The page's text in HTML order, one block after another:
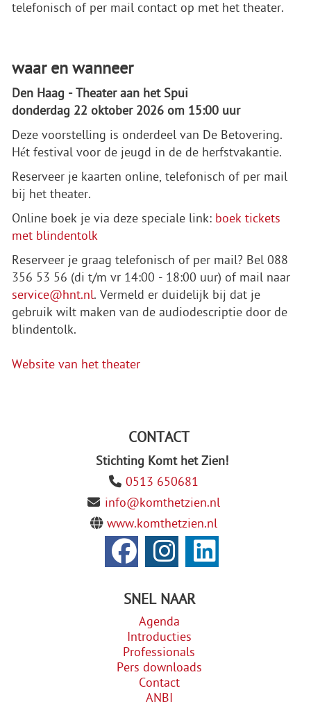
telefonisch of per mail contact op met het theater.
waar en wanneer
Den Haag - Theater aan het Spui
donderdag 22 oktober 2026 om 15:00 uur
Deze voorstelling is onderdeel van De Betovering.
Hét festival voor de jeugd in de de herfstvakantie.
Reserveer je kaarten online, telefonisch of per mail
bij het theater.
Online boek je via deze speciale link: boek tickets
met blindentolk
Reserveer je graag telefonisch of per mail? Bel 088
356 53 56 (di t/m vr 14:00 - 18:00 uur) of mail naar
service@hnt.nl. Vermeld er duidelijk bij dat je
gebruik wilt maken van de audiodescriptie door de
blindentolk.
Website van het theater
CONTACT
Stichting Komt het Zien!
0513 650681
info@komthetzien.nl
www.komthetzien.nl
SNEL NAAR
Agenda
Introducties
Professionals
Pers downloads
Contact
ANBI